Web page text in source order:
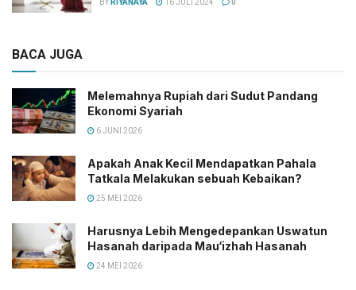
BACA JUGA
Melemahnya Rupiah dari Sudut Pandang
Ekonomi Syariah
6 JUNI 2026
Apakah Anak Kecil Mendapatkan Pahala
Tatkala Melakukan sebuah Kebaikan?
25 MEI 2026
Harusnya Lebih Mengedepankan Uswatun
Hasanah daripada Mau‘izhah Hasanah
24 MEI 2026